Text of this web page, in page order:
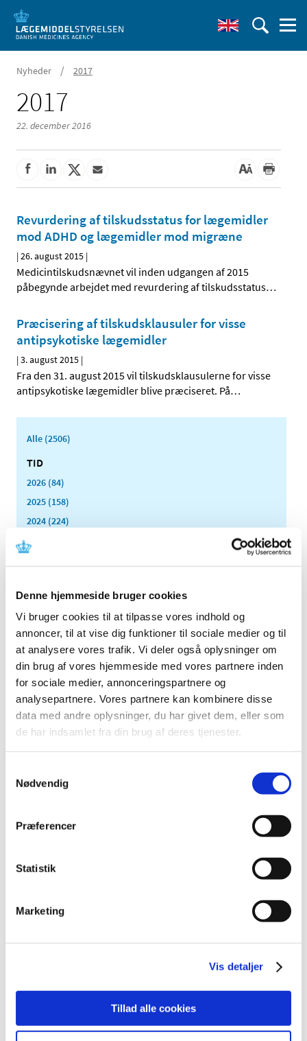
Denne hjemmeside bruger cookies
Vi bruger cookies til at tilpasse vores indhold og
annoncer, til at vise dig funktioner til sociale medier og til
at analysere vores trafik. Vi deler også oplysninger om
din brug af vores hjemmeside med vores partnere inden
for sociale medier, annonceringspartnere og
analysepartnere. Vores partnere kan kombinere disse
data med andre oplysninger, du har givet dem, eller som
de har indsamlet fra din brug af deres tjenester.
Nødvendig
Præferencer
Statistik
Marketing
Vis detaljer
Tillad alle cookies
Nyheder / 2017
2017
22. december 2016
Revurdering af tilskudsstatus for lægemidler
mod ADHD og lægemidler mod migræne
|26. august 2015 |
Medicintilskudsnævnet vil inden udgangen af 2015
påbegynde arbejdet med revurdering af tilskudsstatus…
Præcisering af tilskudsklausuler for visse
antipsykotiske lægemidler
|3. august 2015 |
Fra den 31. august 2015 vil tilskudsklausulerne for visse
antipsykotiske lægemidler blive præciseret. På…
Alle (2506)
TID
2026 (84)
2025 (158)
2024 (224)
2020 (263)
2019 (159)
2018 (150)
2017 (167)
2016 (167)
2015 (33)
december (4)
november (4)
august (2)
maj (2)
januar (3)
2013 (49)
2009 (14)
2007 (3)